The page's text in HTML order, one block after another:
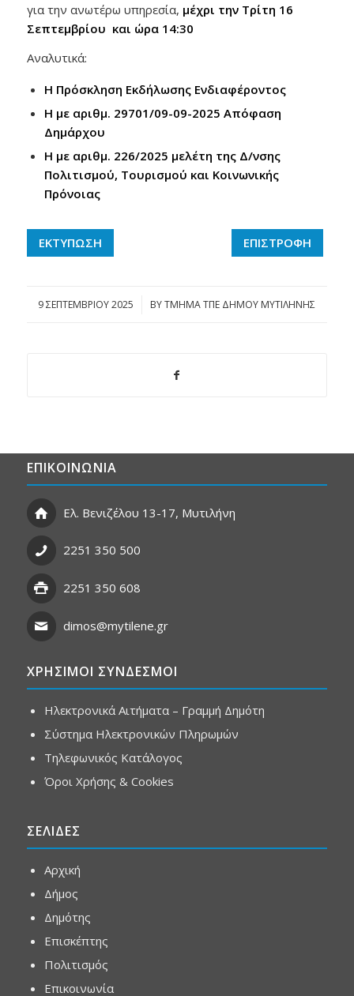
για την ανωτέρω υπηρεσία, μέχρι την Τρίτη 16
Σεπτεμβρίου και ώρα 14:30
Αναλυτικά:
Η Πρόσκληση Εκδήλωσης Ενδιαφέροντος
Η με αριθμ. 29701/09-09-2025 Απόφαση
Δημάρχου
Η με αριθμ. 226/2025 μελέτη της Δ/νσης
Πολιτισμού, Τουρισμού και Κοινωνικής
Πρόνοιας
ΕΚΤΥΠΩΣΗ ΕΠΙΣΤΡΟΦΗ
9 ΣΕΠΤΕΜΒΡΊΟΥ 2025
/ BYΤΜΗΜΑ ΤΠΕ ΔΗΜΟΥ ΜΥΤΙΛΗΝΗΣ
ΕΠΙΚΟΙΝΩΝΙΑ
Ελ. Βενιζέλου 13-17, Μυτιλήνη
2251 350 500
2251 350 608
dimos@mytilene.gr
ΧΡΗΣΙΜΟΙ ΣΥΝΔΕΣΜΟΙ
Ηλεκτρονικά Αιτήματα – Γραμμή Δημότη
Σύστημα Ηλεκτρονικών Πληρωμών
Τηλεφωνικός Κατάλογος
Όροι Χρήσης & Cookies
ΣΕΛΙΔΕΣ
Αρχική
Δήμος
Δημότης
Επισκέπτης
Πολιτισμός
Επικοινωνία